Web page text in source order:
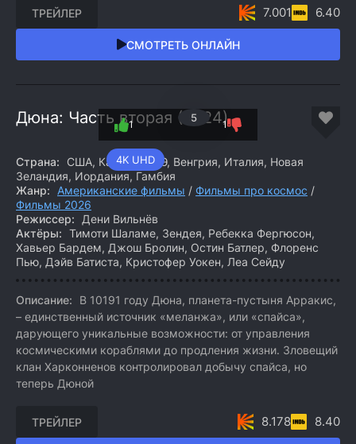
СМОТРЕТЬ ОНЛАЙН
ТРЕЙЛЕР 7.001 6.40
Дюна: Часть вторая (2024)
4K UHD
5
1 1
Страна:
США, Канада, ОАЭ, Венгрия, Италия, Новая
Зеландия, Иордания, Гамбия
Жанр:
Американские фильмы / Фильмы про космос /
Фильмы 2026
Режиссер:
Дени Вильнёв
Актёры: Тимоти Шаламе, Зендея, Ребекка Фергюсон,
Хавьер Бардем, Джош Бролин, Остин Батлер, Флоренс
Пью, Дэйв Батиста, Кристофер Уокен, Леа Сейду
Описание:
В 10191 году Дюна, планета-пустыня Арракис,
– единственный источник «меланжа», или «спайса»,
дарующего уникальные возможности: от управления
космическими кораблями до продления жизни. Зловещий
клан Харконненов контролировал добычу спайса, но
теперь Дюной
ТРЕЙЛЕР 8.178 8.40